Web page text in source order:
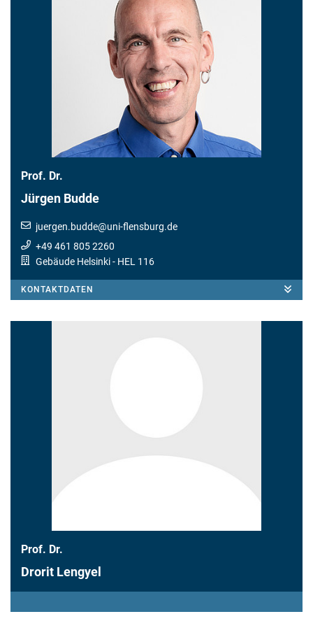
Prof. Dr.
Jürgen Budde
juergen.budde@uni-flensburg.de
+49 461 805 2260
Gebäude Helsinki- HEL 116
KONTAKTDATEN
Prof. Dr.
Drorit Lengyel